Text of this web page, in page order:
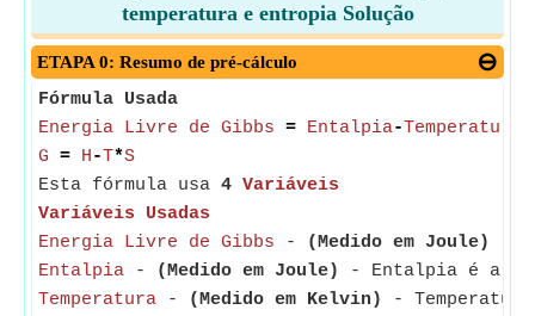
temperatura e entropia Solução
ETAPA 0: Resumo de pré-cálculo
Fórmula Usada
Energia Livre de Gibbs = Entalpia-Temperatura
G = H-T*S
Esta fórmula usa 4 Variáveis
Variáveis Usadas
Energia Livre de Gibbs - (Medido em Joule)
Entalpia - (Medido em Joule)
- Entalpia é a
Temperatura - (Medido em Kelvin)
-